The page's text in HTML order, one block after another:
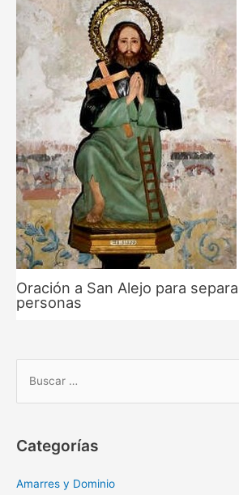
Oración a San Alejo para
personas
r
Categorías
Amarres y Dominio